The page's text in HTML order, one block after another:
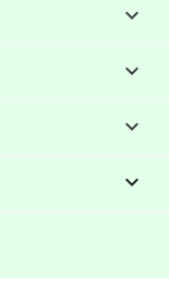



keyboard_arrow_down